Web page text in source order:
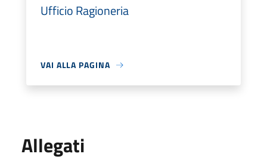
Ufficio Ragioneria
VAI ALLA PAGINA
Allegati